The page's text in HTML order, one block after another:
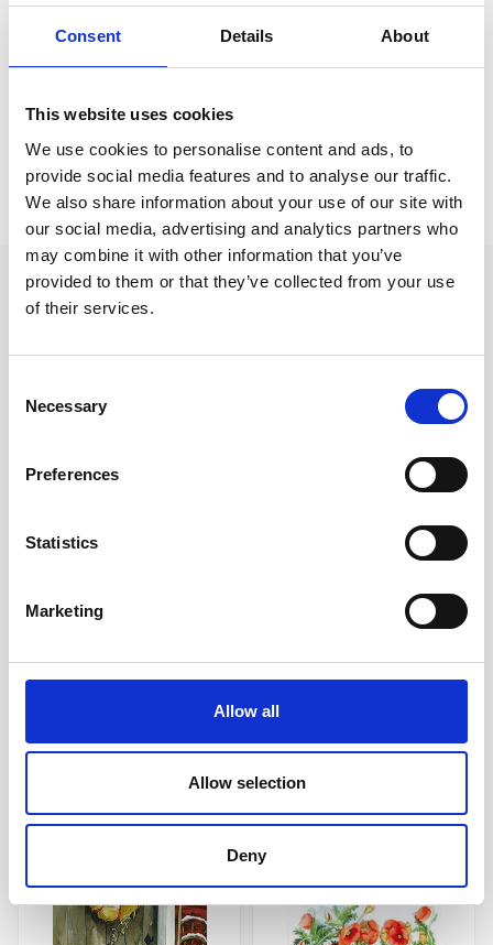
Consent Details About
This website uses cookies
We use cookies to personalise content and ads, to
provide social media features and to analyse our traffic.
We also share information about your use of our site with
our social media, advertising and analytics partners who
may combine it with other information that you’ve
provided to them or that they’ve collected from your use
of their services.
Selection
Necessary
Preferences
Statistics
Marketing
Allow all
Allow selection
Deny
Kontorsvaror
Prishistorik
Lägsta pris senaste 30 dagarna är 529 kr (2026-08-09)
Andra tittade även på
Månadstavla Astrid
529 kr/st
Månadstavla Sagoskog
549 kr/st
Andra köpte även